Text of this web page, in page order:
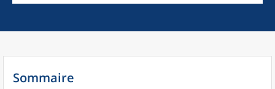
Sommaire